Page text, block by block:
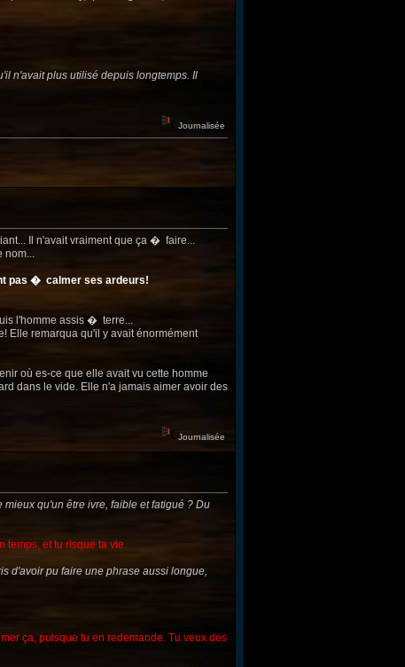
n'avait plus utilisé depuis longtemps. Il
Journalisée
Il n'avait vraiment que ça � faire...
nom...
pas � calmer ses ardeurs!
l'homme assis � terre...
Elle remarqua qu'il y avait énormément
où es-ce que elle avait vu cette homme
dans le vide. Elle n'a jamais aimer avoir des
Journalisée
qu'un être ivre, faible et fatigué ? Du
temps, et tu risque ta vie.
d'avoir pu faire une phrase aussi longue,
ça, puisque tu en redemande. Tu veux des